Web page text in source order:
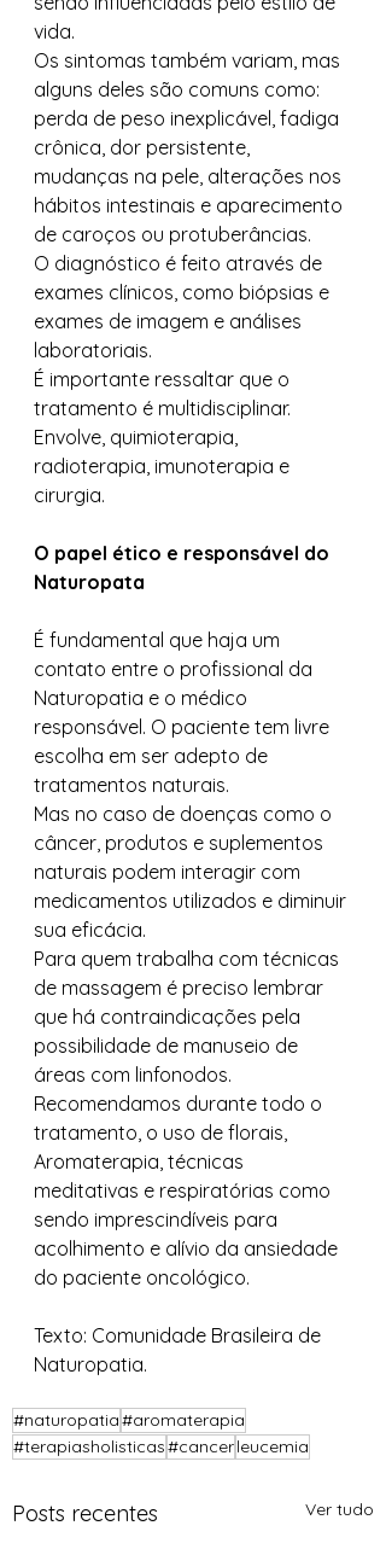
vida.
Os sintomas também variam, mas
alguns deles são comuns como:
perda de peso inexplicável, fadiga
crônica, dor persistente,
mudanças na pele, alterações nos
hábitos intestinais e aparecimento
de caroços ou protuberâncias.
O diagnóstico é feito através de
exames clínicos, como biópsias e
exames de imagem e análises
laboratoriais.
É importante ressaltar que o
tratamento é multidisciplinar.
Envolve, quimioterapia,
radioterapia, imunoterapia e
cirurgia.
O papel ético e responsável do
Naturopata
É fundamental que haja um
contato entre o profissional da
Naturopatia e o médico
responsável. O paciente tem livre
escolha em ser adepto de
tratamentos naturais.
Mas no caso de doenças como o
câncer, produtos e suplementos
naturais podem interagir com
medicamentos utilizados e diminuir
sua eficácia.
Para quem trabalha com técnicas
de massagem é preciso lembrar
que há contraindicações pela
possibilidade de manuseio de
áreas com linfonodos.
Recomendamos durante todo o
tratamento, o uso de florais,
Aromaterapia, técnicas
meditativas e respiratórias como
sendo imprescindíveis para
acolhimento e alívio da ansiedade
do paciente oncológico.
Texto: Comunidade Brasileira de
Naturopatia.
#naturopatia#aromaterapia
#terapiasholisticas#cancerleucemia
Posts recentes Ver tudo